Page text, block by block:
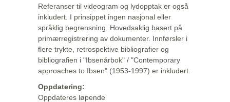
Referanser til videogram og lydopptak er også
inkludert. I prinsippet ingen nasjonal eller
språklig begrensning. Hovedsaklig basert på
primærregistrering av dokumenter. Innførsler i
flere trykte, retrospektive bibliografier og
bibliografien i "Ibsenårbok" / "Contemporary
approaches to Ibsen" (1953-1997) er inkludert.
Oppdatering:
Oppdateres løpende